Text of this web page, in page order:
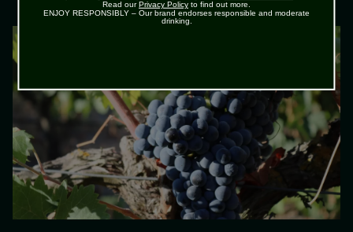
Read ourPrivacy Policy to find out more.
ENJOY RESPONSIBLY – Our brand endorses responsible and moderate
drinking.